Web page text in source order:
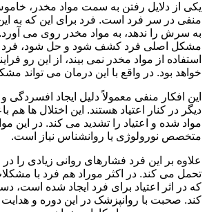
یکی از دلایل رفتن به سمت مواد مخدر،
منفی در سر فرد است. فرد برای این که به
به سرش را ندهد، به مواد مخدر روی می
مشکل اصلی فرد کشف شود و حل شود، فرد
استفاده از مواد مخدر نمی بیند، از این رو
خواهد بود. در واقع با این درمان می تواند
این افکار منفی معمولاً دلیل ایجاد افسردگی و
دیگر در کنار اعتیاد هستند. این اختلال ها
مواد شده و اعتیاد را تشدید می کند. در این
متخصص نورولوژی یا روانشناس نیاز است.
علاوه بر این فرد فشارهای روانی زیادی را
تحمل می کند. در اکثر موراد هم فرد با
که در اثر اعتیاد برای فرد ایجاد شده است،
کند. صحبت با روانپزشک در این دوره و